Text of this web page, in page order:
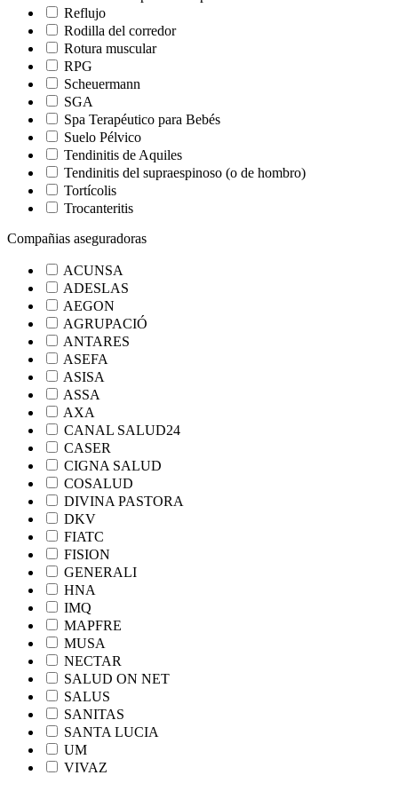
Reflujo
Rodilla del corredor
Rotura muscular
RPG
Scheuermann
SGA
Spa Terapéutico para Bebés
Suelo Pélvico
Tendinitis de Aquiles
Tendinitis del supraespinoso (o de hombro)
Tortícolis
Trocanteritis
Compañias aseguradoras
ACUNSA
ADESLAS
AEGON
AGRUPACIÓ
ANTARES
ASEFA
ASISA
ASSA
AXA
CANAL SALUD24
CASER
CIGNA SALUD
COSALUD
DIVINA PASTORA
DKV
FIATC
FISION
GENERALI
HNA
IMQ
MAPFRE
MUSA
NECTAR
SALUD ON NET
SALUS
SANITAS
SANTA LUCIA
UM
VIVAZ